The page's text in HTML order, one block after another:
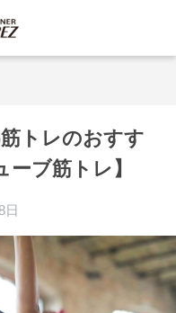
トレのおすす
ブ筋トレ】
日